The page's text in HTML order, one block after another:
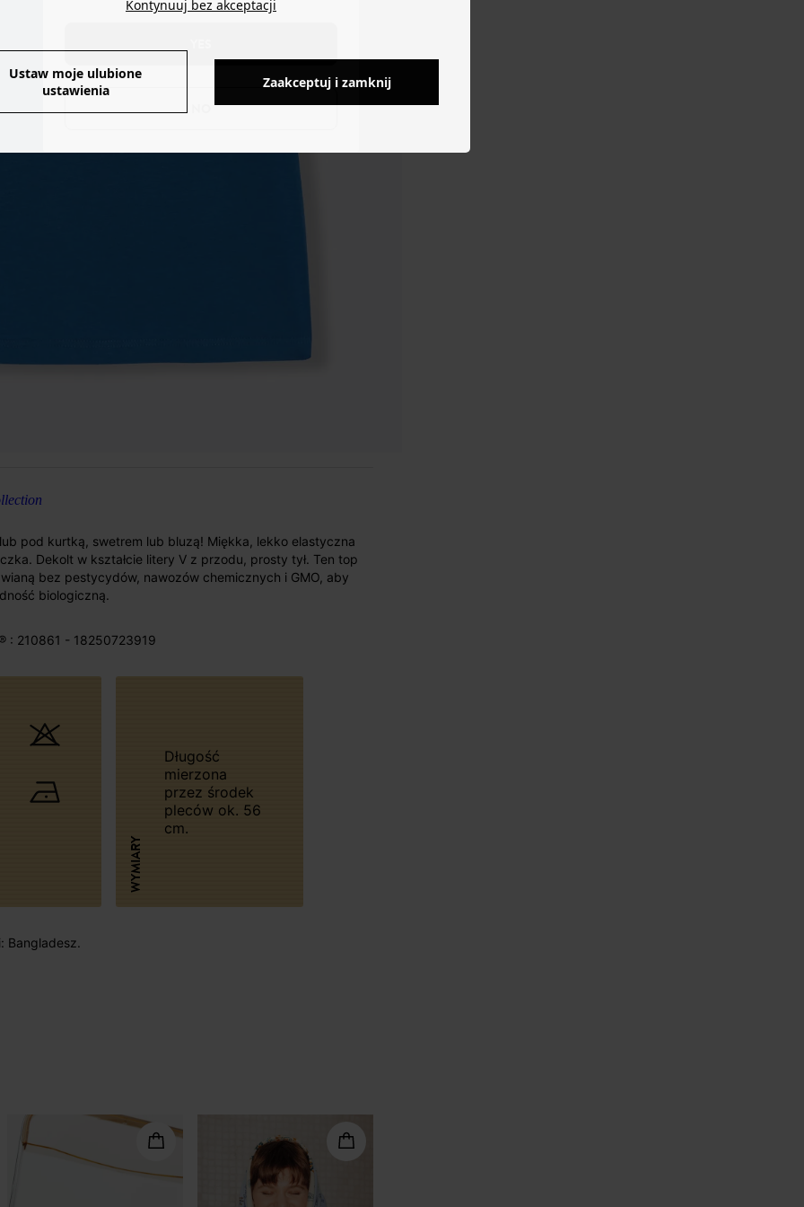
pod kurtką, swetrem lub bluzą! Miękka, lekko elastyczna
Dekolt w kształcie litery V z przodu, prosty tył. Ten top
bez pestycydów, nawozów chemicznych i GMO, aby
biologiczną.
: 210861 - 18250723919
WYMIARY
Długość
mierzona
przez środek
pleców ok. 56
cm.
Bangladesz.
Kontynuuj bez akceptacji
Ustaw moje ulubione
ustawienia
Zaakceptuj i zamknij